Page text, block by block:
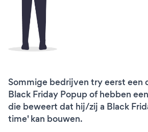
Sommige bedrijven try eerst een
Black Friday Popup of hebben
die beweert dat hij/zij a Black
time' kan bouwen.